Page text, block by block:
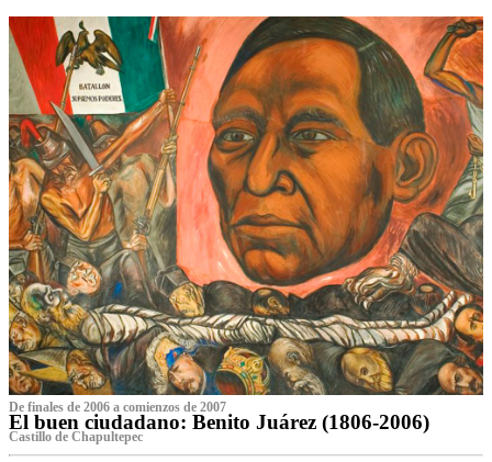
De finales de 2006 a comienzos de 2007
El buen ciudadano: Benito Juárez (1806-2006)
Castillo de Chapultepec